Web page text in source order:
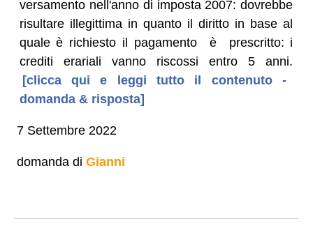
versamento nell'anno di imposta 2007: dovrebbe
risultare illegittima in quanto il diritto in base al
quale è richiesto il pagamento è prescritto: i
crediti erariali vanno riscossi entro 5 anni.
[clicca qui e leggi tutto il contenuto -
domanda & risposta]
7 Settembre 2022
domanda di Gianni